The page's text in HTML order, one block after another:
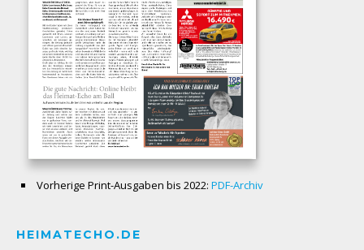
Vorherige Print-Ausgaben bis 2022: PDF-Archiv
HEIMATECHO.DE